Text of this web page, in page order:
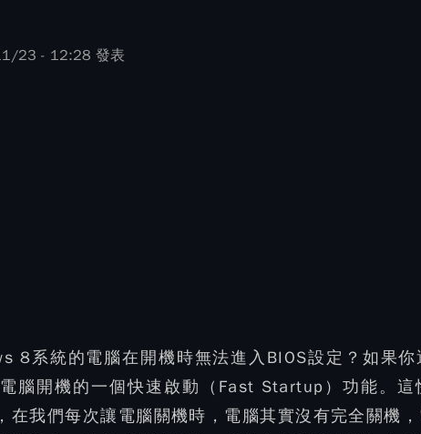
23 - 12:28 發表
8系統的電腦在開機時無法進入BIOS設定？如果你
腦開機的一個快速啟動（Fast Startup）功能。這
在我們每次讓電腦關機時，電腦其實沒有完全關機